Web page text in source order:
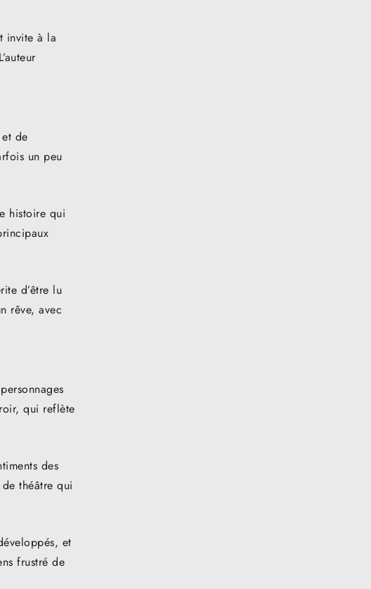
invite à la
de
un peu
histoire qui
d’être lu
rêve, avec
qui reflète
des
théâtre qui
et
frustré de